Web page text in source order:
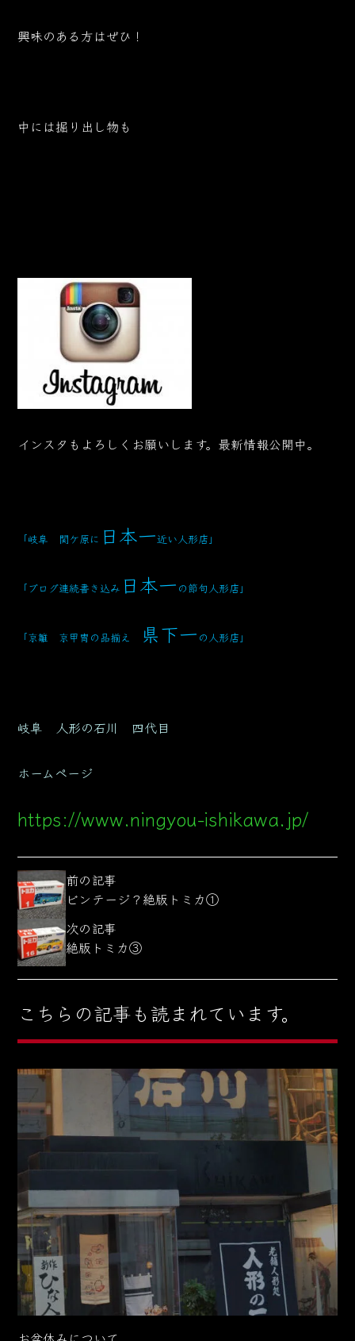
興味のある方はぜひ！
中には掘り出し物も
インスタもよろしくお願いします。最新情報公開中。
「岐阜 関ケ原に 日本一近い人形店 」
「ブログ連続書き込み 日本一 の節句人形店」
「京雛 京甲冑の品揃え 県下一 の人形店」
岐阜 人形の石川 四代目
ホームページ
https://www.ningyou-ishikawa.jp/
前の記事
ビンテージ？絶版トミカ①
次の記事
絶版トミカ③
こちらの記事も読まれています。